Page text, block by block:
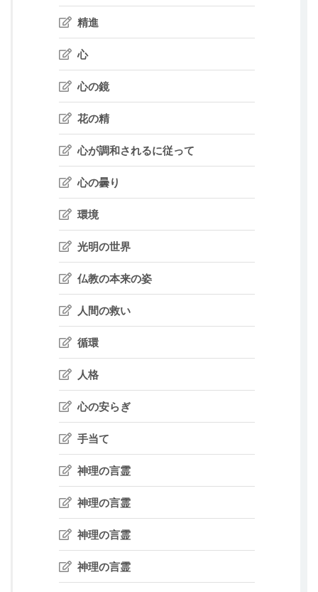
精進
心
心の鏡
花の精
心が調和されるに従って
心の曇り
環境
光明の世界
仏教の本来の姿
人間の救い
循環
人格
心の安らぎ
手当て
神理の言霊
神理の言霊
神理の言霊
神理の言霊